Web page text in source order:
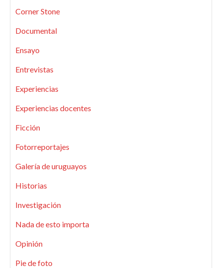
Corner Stone
Documental
Ensayo
Entrevistas
Experiencias
Experiencias docentes
Ficción
Fotorreportajes
Galería de uruguayos
Historias
Investigación
Nada de esto importa
Opinión
Pie de foto